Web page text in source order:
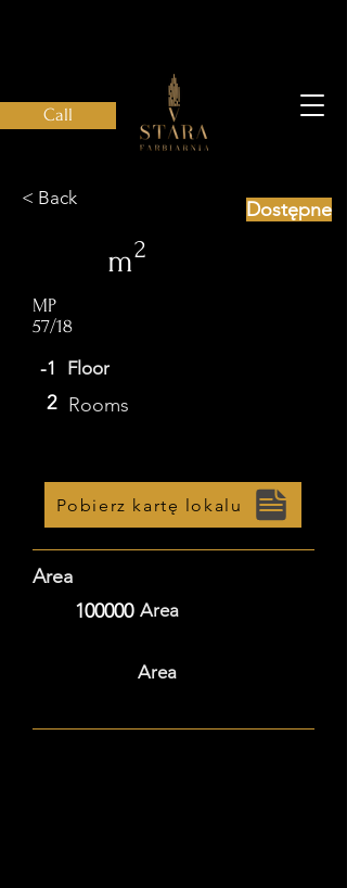
Call
< Back
m
MP
57/18
-1 Floor
2 Rooms
Pobierz kartę lokalu
Area
100000 Area
Area
Dostępne
2